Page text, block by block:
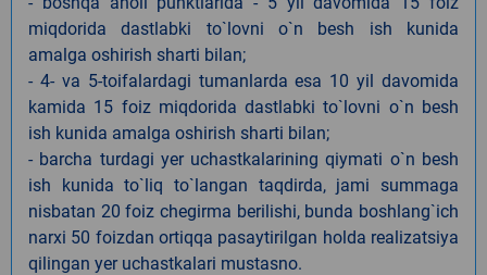
miqdorida dastlabki to`lovni o`n besh ish kunida
amalga oshirish sharti bilan;
- 4- va 5-toifalardagi tumanlarda esa 10 yil davomida
kamida 15 foiz miqdorida dastlabki to`lovni o`n besh
ish kunida amalga oshirish sharti bilan;
- barcha turdagi yer uchastkalarining qiymati o`n besh
ish kunida to`liq to`langan taqdirda, jami summaga
nisbatan 20 foiz chegirma berilishi, bunda boshlang`ich
narxi 50 foizdan ortiqqa pasaytirilgan holda realizatsiya
qilingan yer uchastkalari mustasno.